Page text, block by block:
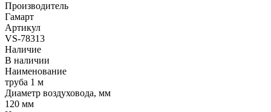
Производитель
Гамарт
Артикул
VS-78313
Наличие
В наличии
Наименование
труба 1 м
Диаметр воздуховода, мм
120 мм